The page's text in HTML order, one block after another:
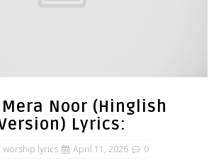
Mera Noor (Hinglish
Lyrics:
worship lyrics April 11, 2026
0